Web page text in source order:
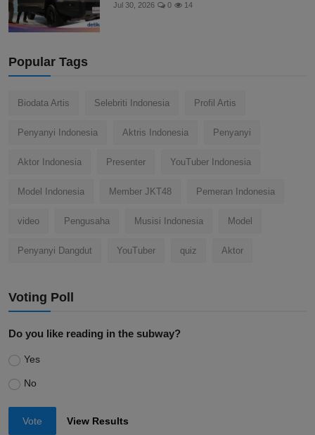
Jul 30, 2026 0 14
Popular Tags
Biodata Artis Selebriti Indonesia Profil Artis
Penyanyi Indonesia Aktris Indonesia Penyanyi
Aktor Indonesia Presenter YouTuber Indonesia
Model Indonesia Member JKT48 Pemeran Indonesia
video Pengusaha Musisi Indonesia Model
Penyanyi Dangdut YouTuber quiz Aktor
Voting Poll
Do you like reading in the subway?
Yes
No
Vote View Results